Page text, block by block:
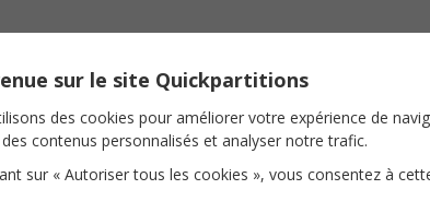
sur le site Quickpartitions
des cookies pour améliorer votre expérience de
contenus personnalisés et analyser notre trafic.
sur « Autoriser tous les cookies », vous consentez à